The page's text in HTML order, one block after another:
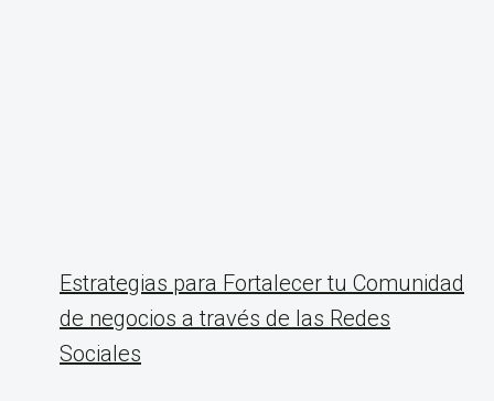
Estrategias para Fortalecer tu Comunidad
de negocios a través de las Redes
Sociales